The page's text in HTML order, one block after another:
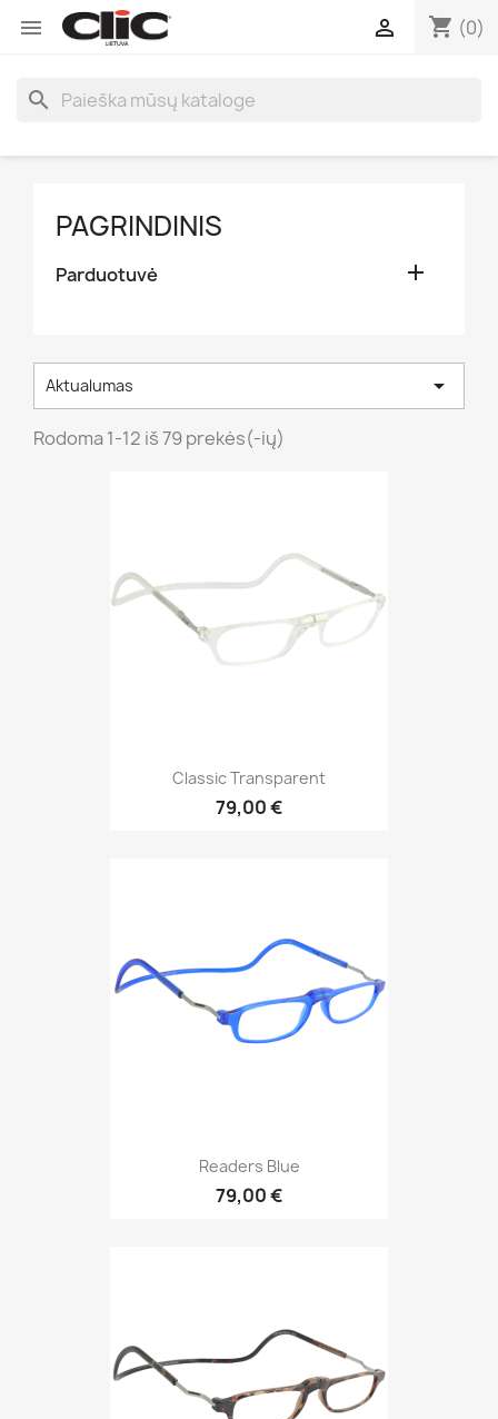
 shopping_cart (0)

search
PAGRINDINIS
Parduotuvė 
Aktualumas 
Rodoma 1-12 iš 79 prekės(-ių)
Classic Transparent
79,00 €
Readers Blue
79,00 €